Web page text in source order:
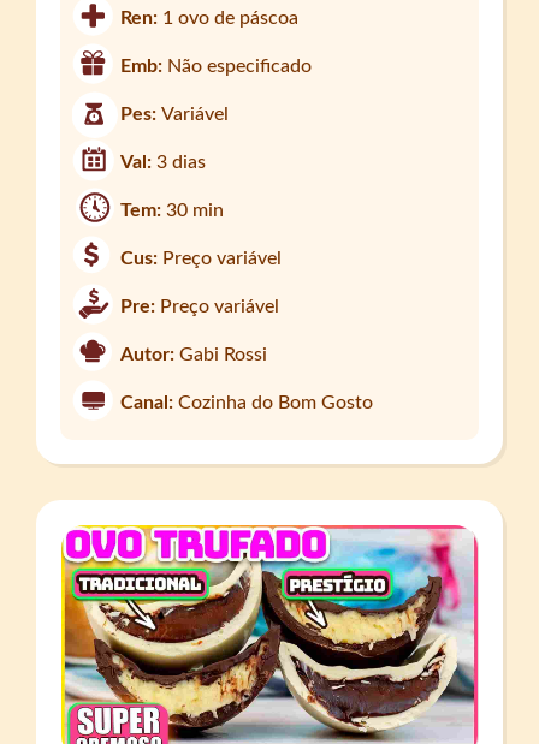
Ren: 1 ovo de páscoa
Emb: Não especificado
Pes:Variável
Val:3 dias
Tem:30 min
Cus: Preço variável
Pre: Preço variável
Autor: Gabi Rossi
Canal: Cozinha do Bom Gosto